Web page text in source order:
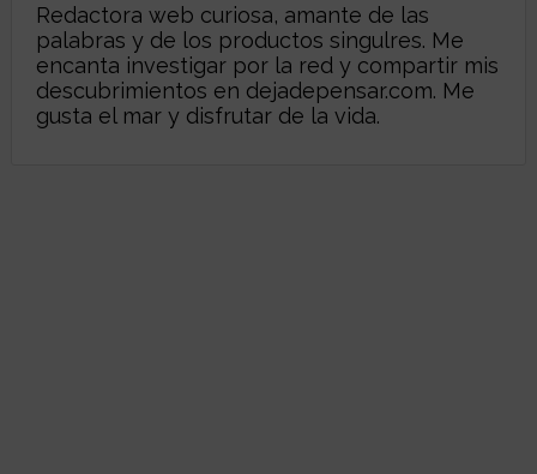
Redactora web curiosa, amante de las
palabras y de los productos singulres. Me
encanta investigar por la red y compartir mis
descubrimientos en dejadepensar.com. Me
gusta el mar y disfrutar de la vida.